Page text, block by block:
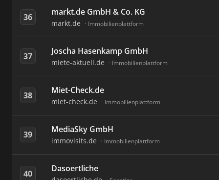
36 markt.de GmbH & Co. KG
markt.de Immobilienplattform
37 Joscha Hasenkamp GmbH
miete-aktuell.de Immobilienplattform
38 Miet-Check.de
miet-check.de Immobilienplattform
39 MediaSky GmbH
immovisits.de Immobilienplattform
40 Dasoertliche